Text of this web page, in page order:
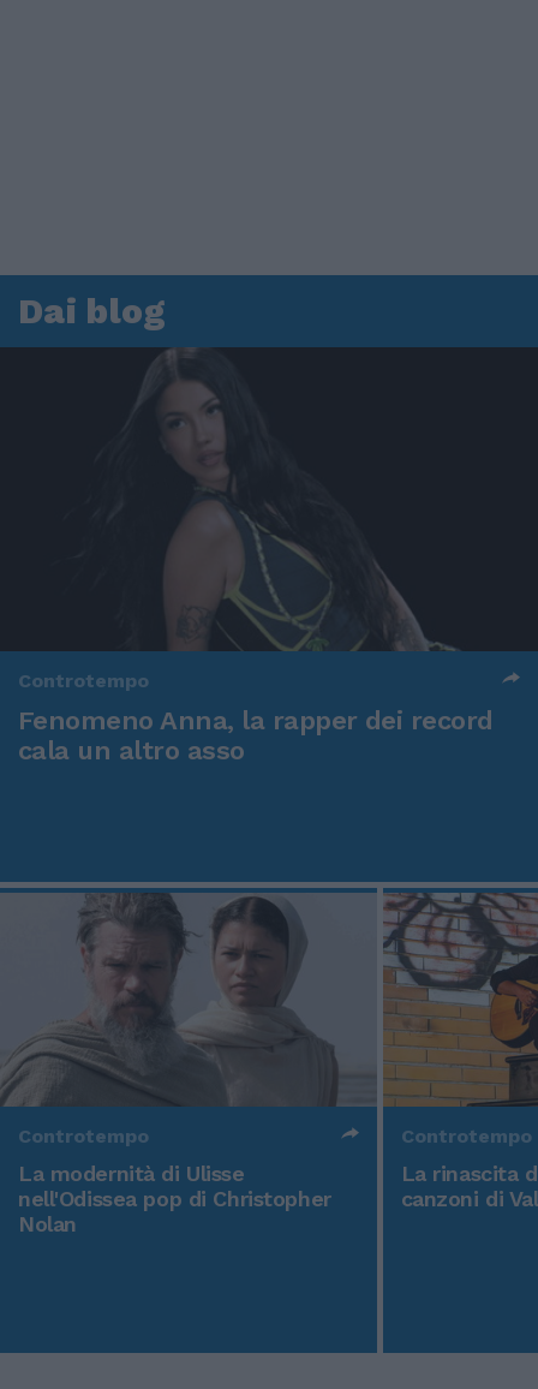
Dai blog
Controtempo
Fenomeno Anna, la rapper dei record
cala un altro asso
Controtempo
La modernità di Ulisse
nell'Odissea pop di Christopher
Nolan
Controtempo
La rinascita
canzoni di